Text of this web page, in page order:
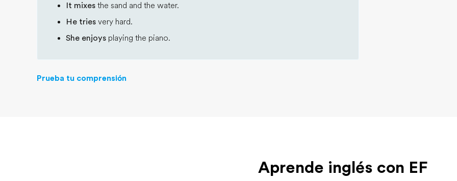
It mixes the sand and the water.
He tries very hard.
She enjoys playing the piano.
Prueba tu comprensión
Aprende inglés con EF